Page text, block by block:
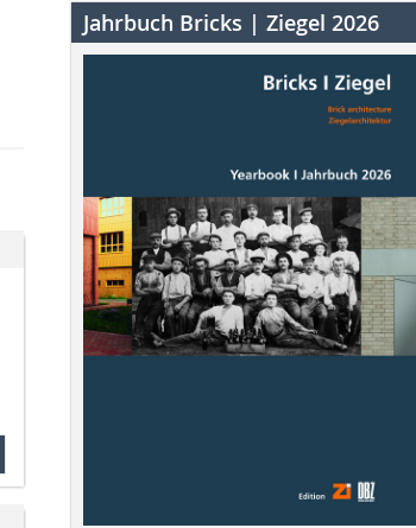
Jahrbuch Bricks | Ziegel 2026